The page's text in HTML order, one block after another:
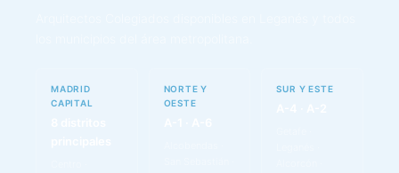
MADRID
CAPITAL
NORTE Y
OESTE
SUR Y ESTE